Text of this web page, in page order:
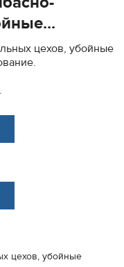
цехов, убойные
цехов, убойные